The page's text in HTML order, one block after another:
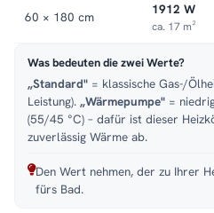
60 × 180 cm 1912 W
ca. 17 m²
Was bedeuten die zwei Werte?
„Standard" = klassische Gas-/
Leistung). „Wärmepumpe" =
(55/45 °C) – dafür ist dieser
zuverlässig Wärme ab.
Den Wert nehmen, der zu Ihrer
fürs Bad.